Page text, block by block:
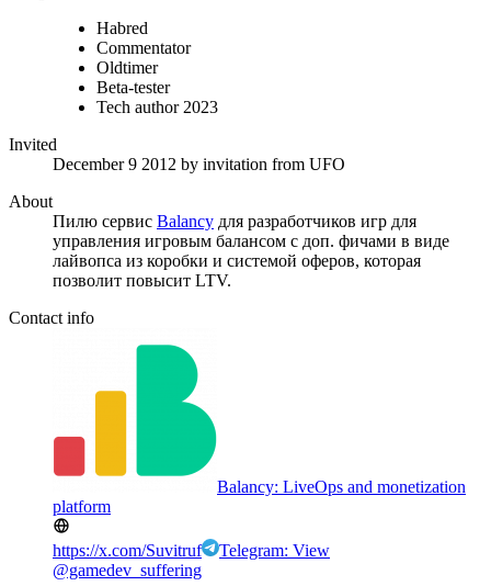
Habred
Commentator
Oldtimer
Beta-tester
Tech author 2023
Invited
December 9 2012 by invitation from UFO
About
Пилю сервис Balancy для разработчиков игр для
управления игровым балансом с доп. фичами в виде
лайвопса из коробки и системой оферов, которая
позволит повысит LTV.
Contact info
Balancy: LiveOps and monetization
platform
https://x.com/Suvitruf
Telegram: View
@gamedev_suffering